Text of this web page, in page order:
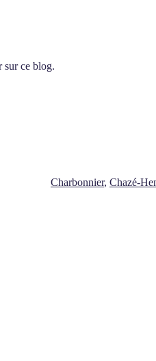
sur ce blog.
Charbonnier, Chazé-